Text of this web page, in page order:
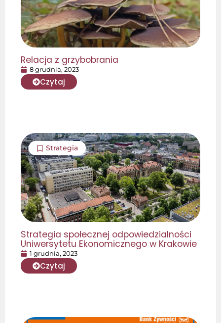
Relacja z grzybobrania
8 grudnia, 2023
Czytaj
Strategia
Strategia społecznej odpowiedzialności
Uniwersytetu Ekonomicznego w Krakowie
1 grudnia, 2023
Czytaj